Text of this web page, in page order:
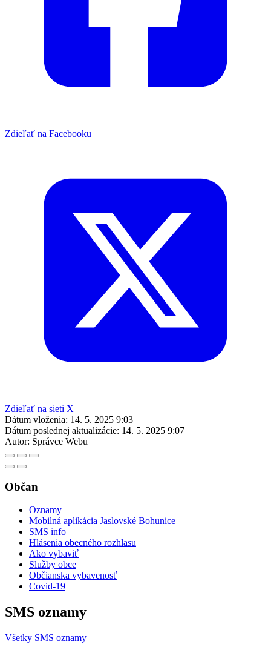
Zdieľať na Facebooku
Zdieľať na sieti X
Dátum vloženia: 14. 5. 2025 9:03
Dátum poslednej aktualizácie: 14. 5. 2025 9:07
Autor: Správce Webu
Občan
Oznamy
Mobilná aplikácia Jaslovské Bohunice
SMS info
Hlásenia obecného rozhlasu
Ako vybaviť
Služby obce
Občianska vybavenosť
Covid-19
SMS oznamy
Všetky SMS oznamy